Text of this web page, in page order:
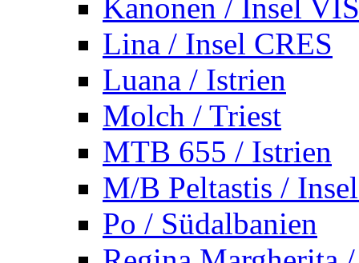
Kanonen / Insel VIS
Lina / Insel CRES
Luana / Istrien
Molch / Triest
MTB 655 / Istrien
M/B Peltastis /
Po / Südalbanien